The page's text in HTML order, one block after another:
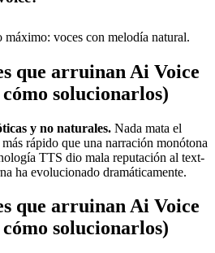
máximo: voces con melodía natural.
que arruinan Ai Voice
solucionarlos)
y no naturales. Nada mata el
rápido que una narración monótona
TTS dio mala reputación al text-
ha evolucionado dramáticamente.
que arruinan Ai Voice
solucionarlos)